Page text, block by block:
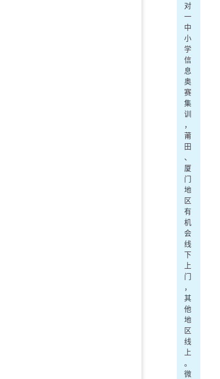
对
一
中
小
学
信
息
奥
赛
集
训
，
莆
田
、
厦
门
地
区
有
机
会
线
下
上
门
，
其
他
地
区
线
上
。
微